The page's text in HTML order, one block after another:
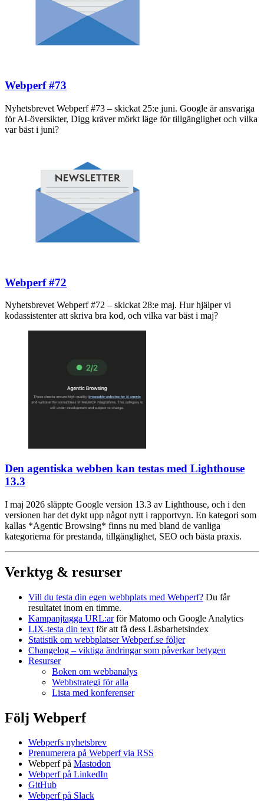
Webperf #73
Nyhetsbrevet Webperf #73 – skickat 25:e juni. Google är ansvariga
för AI-översikter, Digg kräver mörkt läge för tillgänglighet och vilka
var bäst i juni?
Webperf #72
Nyhetsbrevet Webperf #72 – skickat 28:e maj. Hur hjälper vi
kodassistenter att skriva bra kod, och vilka var bäst i maj?
Den agentiska webben kan testas med Lighthouse
13.3
I maj 2026 släppte Google version 13.3 av Lighthouse, och i den
versionen har det dykt upp något nytt i rapportvyn. En kategori som
kallas *Agentic Browsing* finns nu med bland de vanliga
kategorierna för prestanda, tillgänglighet, SEO och bästa praxis.
Verktyg & resurser
Vill du testa din egen webbplats med Webperf? Du får
resultatet inom en timme.
Kampanjtagga URL:arför Matomo och Google Analytics
LIX-testa din text för att få dess Läsbarhetsindex
Statistik om webbplatser Webperf.se följer
Changelog – viktiga ändringar som påverkar betygen
Resurser
Boken om webbanalys
Webbstrategi för alla
Lista med konferenser
Följ Webperf
Webperfs nyhetsbrev
Prenumerera på Webperf via RSS
Webperf på Mastodon
Webperf på LinkedIn
GitHub
Webperf på Slack